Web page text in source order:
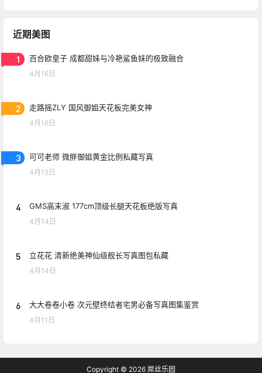
近期美图
1 百合欧皇子 成都甜妹与冷艳鲨鱼妹的极致融合
4月16日
2 走路摇ZLY 国风御姐天花板完美女神
4月16日
3 可可老师 微胖御姐黄金比例私藏写真
4月15日
4 GMS高末淑 177cm顶级长腿天花板绝版写真
4月14日
5 立花花 清新绝美神仙级舰长写真图包私藏
4月14日
6 大大卷卷小卷 次元壁终结者宅男必备写真图集鉴赏
4月11日
Copyright © 2026 屌丝乐园